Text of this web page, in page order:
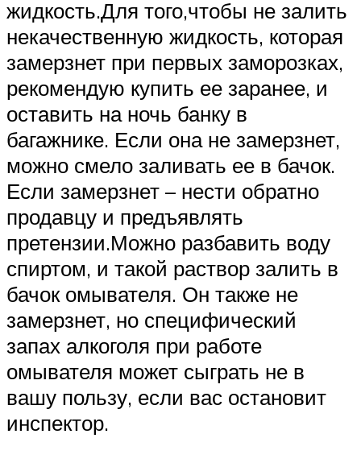
жидкость.Для того,чтобы не залить
некачественную жидкость, которая
замерзнет при первых заморозках,
рекомендую купить ее заранее, и
оставить на ночь банку в
багажнике. Если она не замерзнет,
можно смело заливать ее в бачок.
Если замерзнет – нести обратно
продавцу и предъявлять
претензии.Можно разбавить воду
спиртом, и такой раствор залить в
бачок омывателя. Он также не
замерзнет, но специфический
запах алкоголя при работе
омывателя может сыграть не в
вашу пользу, если вас остановит
инспектор.